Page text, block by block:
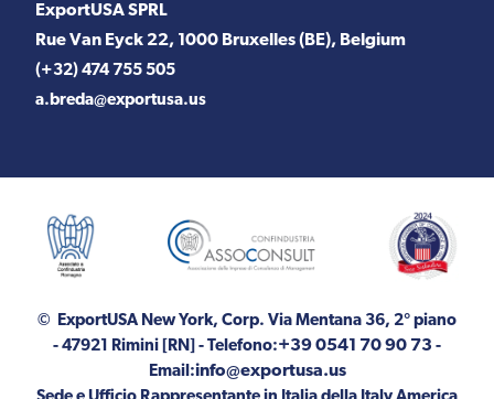
ExportUSA SPRL
Rue Van Eyck 22, 1000 Bruxelles (BE), Belgium
(+32) 474 755 505
a.breda@exportusa.us
© ExportUSA New York, Corp. Via Mentana 36, 2° piano
- 47921 Rimini [RN]
- Telefono:+39 0541 70 90 73 -
Email:info@exportusa.us